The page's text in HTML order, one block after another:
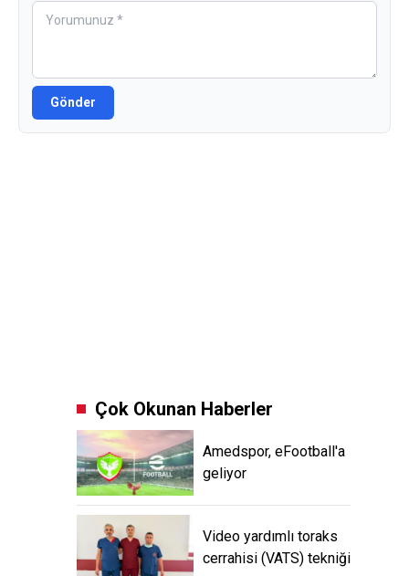
Gönder
Çok Okunan Haberler
Amedspor, eFootball'a
geliyor
Video yardımlı toraks
cerrahisi (VATS) tekniği